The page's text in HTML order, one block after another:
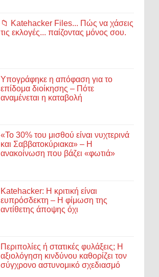
📁 Katehacker Files... Πώς να χάσεις
τις εκλογές... παίζοντας μόνος σου.
Υπογράφηκε η απόφαση για το
επίδομα διοίκησης – Πότε
αναμένεται η καταβολή
«Το 30% του μισθού είναι νυχτερινά
και Σαββατοκύριακα» – Η
ανακοίνωση που βάζει «φωτιά»
Katehacker: Η κριτική είναι
ευπρόσδεκτη – Η φίμωση της
αντίθετης άποψης όχι
Περιπολίες ή στατικές φυλάξεις; Η
αξιολόγηση κινδύνου καθορίζει τον
σύγχρονο αστυνομικό σχεδιασμό